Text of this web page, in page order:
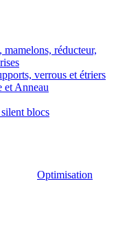
mamelons, réducteur,
verrous et étriers
et Anneau
blocs
Optimisation